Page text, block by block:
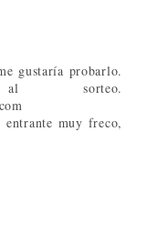
gustaría probarlo.
sorteo.
entrante muy freco,